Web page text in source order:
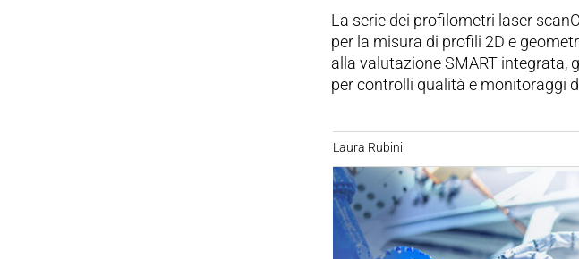
La serie dei profilometri laser
per la misura di profili 2D e
alla valutazione SMART integrata,
per controlli qualità e monitoraggi
Laura Rubini